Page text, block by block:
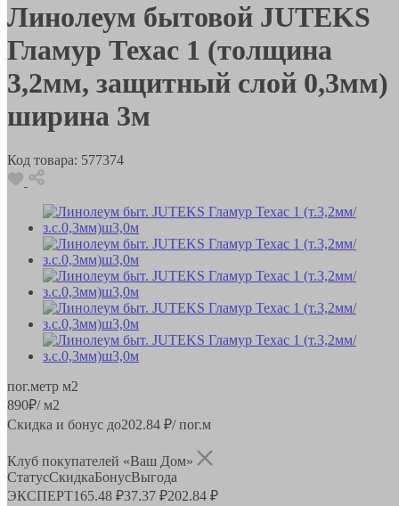
Линолеум бытовой JUTEKS
Гламур Техас 1 (толщина
3,2мм, защитный слой 0,3мм)
ширина 3м
Код товара: 577374
пог.метр м2
890₽/ м2
Скидка и бонус до202.84 ₽/ пог.м
Клуб покупателей «Ваш Дом»
СтатусСкидкаБонусВыгода
ЭКСПЕРТ165.48 ₽37.37 ₽202.84 ₽